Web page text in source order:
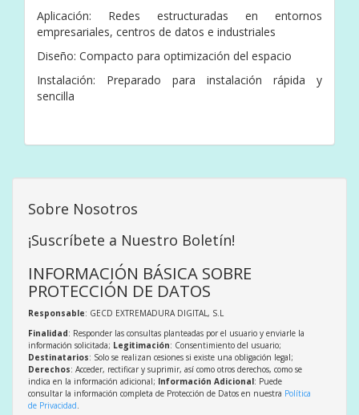
Aplicación: Redes estructuradas en entornos
empresariales, centros de datos e industriales
Diseño: Compacto para optimización del espacio
Instalación: Preparado para instalación rápida y
sencilla
Sobre Nosotros
¡Suscríbete a Nuestro Boletín!
INFORMACIÓN BÁSICA SOBRE
PROTECCIÓN DE DATOS
Responsable: GECD EXTREMADURA DIGITAL, S.L
Finalidad: Responder las consultas planteadas por el usuario y enviarle la
información solicitada; Legitimación: Consentimiento del usuario;
Destinatarios: Solo se realizan cesiones si existe una obligación legal;
Derechos: Acceder, rectificar y suprimir, así como otros derechos, como se
indica en la información adicional; Información Adicional: Puede
consultar la información completa de Protección de Datos en nuestra Política
de Privacidad